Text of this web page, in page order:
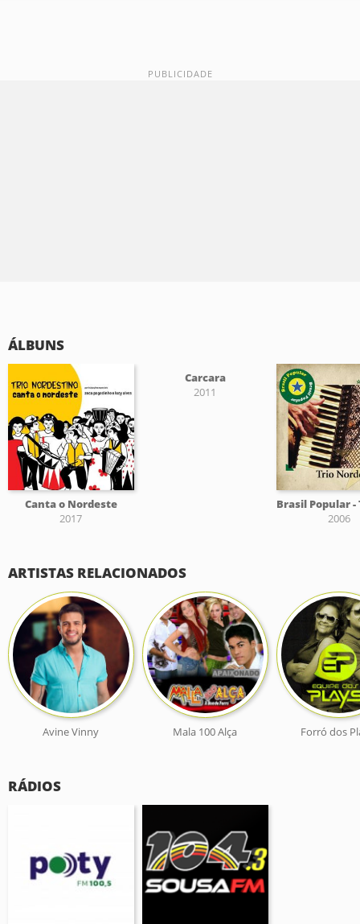
ÁLBUNS
Canta o Nordeste
2017
Carcara
2011
2006
ARTISTAS RELACIONADOS
Avine Vinny Mala 100 Alça Forró dos
RÁDIOS